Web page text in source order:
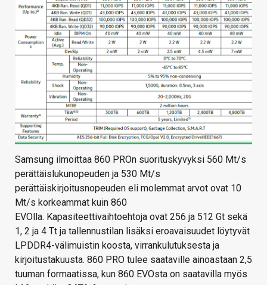
Samsung ilmoittaa 860 PROn suorituskyvyksi 560 Mt/s
perättäislukunopeuden ja 530 Mt/s
perättäiskirjoitusnopeuden eli molemmat arvot ovat 10
Mt/s korkeammat kuin 860
EVOlla. Kapasiteettivaihtoehtoja ovat 256 ja 512 Gt sekä
1, 2 ja 4 Tt ja tallennustilan lisäksi eroavaisuudet löytyvät
LPDDR4-välimuistin koosta, virrankulutuksesta ja
kirjoitustakuusta. 860 PRO tulee saataville ainoastaan 2,5
tuuman formaatissa, kun 860 EVOsta on saatavilla myös